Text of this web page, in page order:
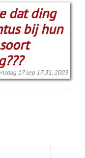
dat ding
bij hun
17 sep 17:31, 2003